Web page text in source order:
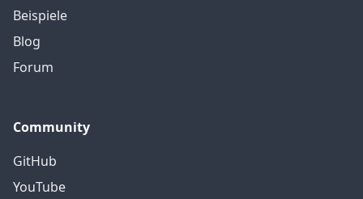
Beispiele
Blog
Forum
Community
GitHub
YouTube